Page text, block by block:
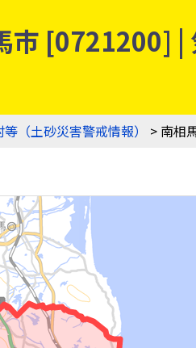
[0721200] |
（土砂災害警戒情報） > 南相